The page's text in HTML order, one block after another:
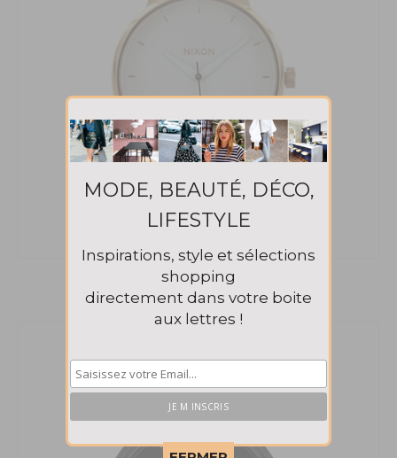
Montre the kensington Nixon149€
This popup will close in:58
MODE, BEAUTÉ, DÉCO,
LIFESTYLE
Inspirations, style et sélections
shopping
directement dans votre boite
aux lettres !